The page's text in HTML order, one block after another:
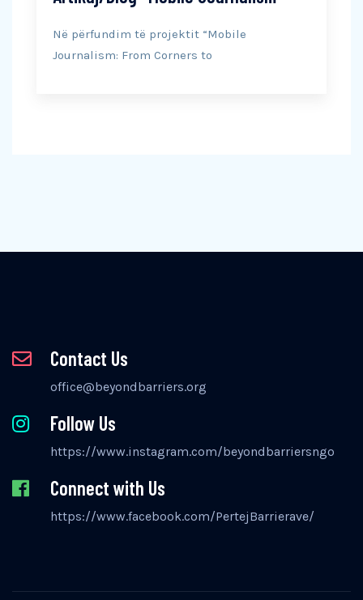
Në përfundim të projektit “Mobile
Journalism: From Corners to
Contact Us
office@beyondbarriers.org
Follow Us
https://www.instagram.com/beyondbarriersngo
Connect with Us
https://www.facebook.com/PertejBarrierave/